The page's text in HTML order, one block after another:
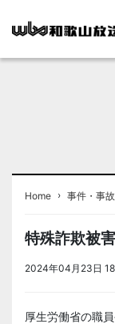
Home › 事件・事故
特殊詐欺被
2024年04月23日
厚生労働省の職